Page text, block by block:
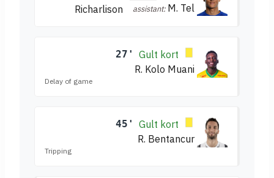
Richarlison
assistant: M. Tel
27'
Gult kort
R. Kolo Muani
Delay of game
45'
Gult kort
R. Bentancur
Tripping